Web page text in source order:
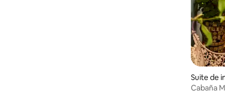
Suite de
co
Cabaña